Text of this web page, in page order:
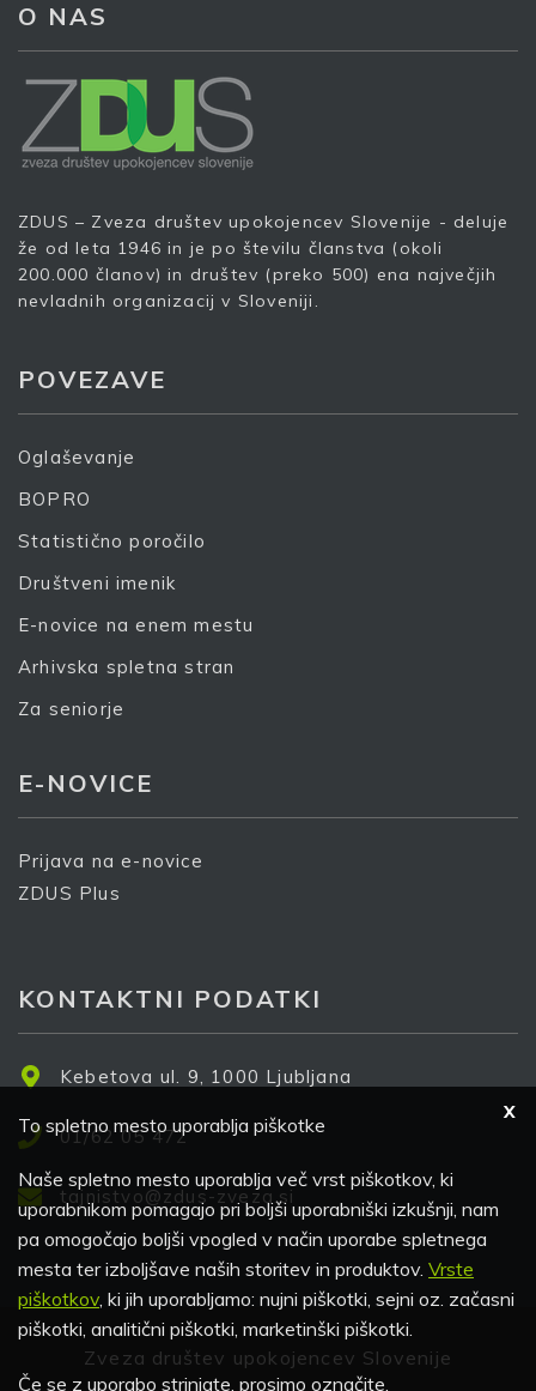
O NAS
ZDUS – Zveza društev upokojencev Slovenije - deluje
že od leta 1946 in je po številu članstva (okoli
200.000 članov) in društev (preko 500) ena največjih
nevladnih organizacij v Sloveniji.
POVEZAVE
Oglaševanje
BOPRO
Statistično poročilo
Društveni imenik
E-novice na enem mestu
Arhivska spletna stran
Za seniorje
E-NOVICE
Prijava na e-novice
ZDUS Plus
KONTAKTNI PODATKI
Kebetova ul. 9, 1000 Ljubljana
01/62 05 472
tajnistvo@zdus-zveza.si
Zveza društev upokojencev Slovenije
X
To spletno mesto uporablja piškotke
Naše spletno mesto uporablja več vrst piškotkov, ki
uporabnikom pomagajo pri boljši uporabniški izkušnji, nam
pa omogočajo boljši vpogled v način uporabe spletnega
mesta ter izboljšave naših storitev in produktov. Vrste
piškotkov, ki jih uporabljamo: nujni piškotki, sejni oz. začasni
piškotki, analitični piškotki, marketinški piškotki.
Če se z uporabo strinjate, prosimo označite.
Prijava na e-novice
Vaš elektronski naslov*
Prijava